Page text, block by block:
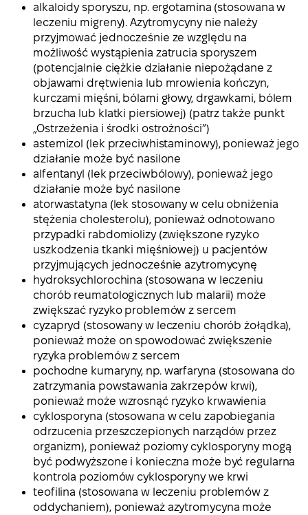
alkaloidy sporyszu, np. ergotamina (stosowana w
leczeniu migreny). Azytromycyny nie należy
przyjmować jednocześnie ze względu na
możliwość wystąpienia zatrucia sporyszem
(potencjalnie ciężkie działanie niepożądane z
objawami drętwienia lub mrowienia kończyn,
kurczami mięśni, bólami głowy, drgawkami, bólem
brzucha lub klatki piersiowej) (patrz także punkt
„Ostrzeżenia i środki ostrożności”)
astemizol (lek przeciwhistaminowy), ponieważ jego
działanie może być nasilone
alfentanyl (lek przeciwbólowy), ponieważ jego
działanie może być nasilone
atorwastatyna (lek stosowany w celu obniżenia
stężenia cholesterolu), ponieważ odnotowano
przypadki rabdomiolizy (zwiększone ryzyko
uszkodzenia tkanki mięśniowej) u pacjentów
przyjmujących jednocześnie azytromycynę
hydroksychlorochina (stosowana w leczeniu
chorób reumatologicznych lub malarii) może
zwiększać ryzyko problemów z sercem
cyzapryd (stosowany w leczeniu chorób żołądka),
ponieważ może on spowodować zwiększenie
ryzyka problemów z sercem
pochodne kumaryny, np. warfaryna (stosowana do
zatrzymania powstawania zakrzepów krwi),
ponieważ może wzrosnąć ryzyko krwawienia
cyklosporyna (stosowana w celu zapobiegania
odrzucenia przeszczepionych narządów przez
organizm), ponieważ poziomy cyklosporyny mogą
być podwyższone i konieczna może być regularna
kontrola poziomów cyklosporyny we krwi
teofilina (stosowana w leczeniu problemów z
oddychaniem), ponieważ azytromycyna może